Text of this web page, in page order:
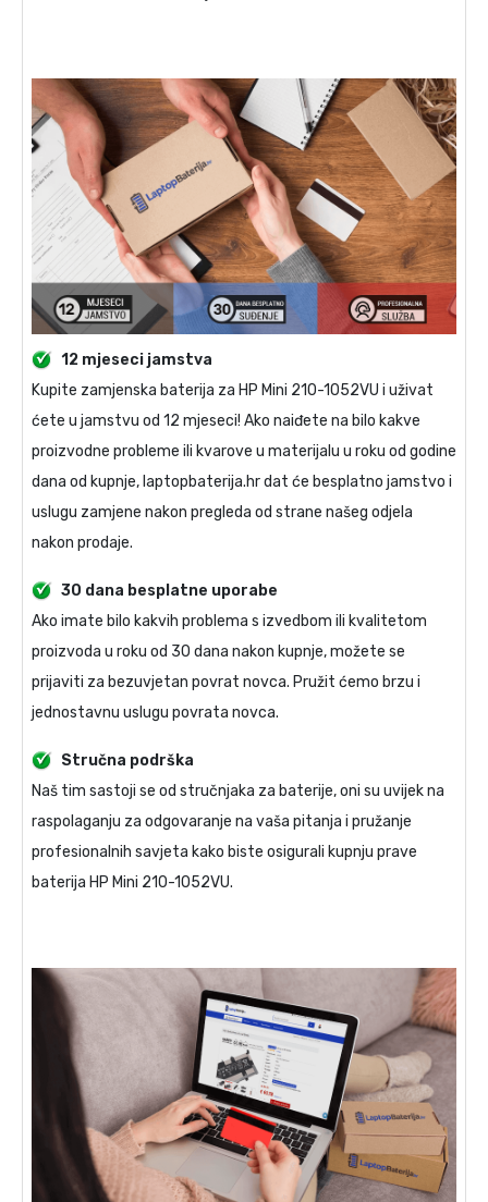
12 mjeseci jamstva
Kupite zamjenska baterija za HP Mini 210-1052VU i uživat
ćete u jamstvu od 12 mjeseci! Ako naiđete na bilo kakve
proizvodne probleme ili kvarove u materijalu u roku od godine
dana od kupnje, laptopbaterija.hr dat će besplatno jamstvo i
uslugu zamjene nakon pregleda od strane našeg odjela
nakon prodaje.
30 dana besplatne uporabe
Ako imate bilo kakvih problema s izvedbom ili kvalitetom
proizvoda u roku od 30 dana nakon kupnje, možete se
prijaviti za bezuvjetan povrat novca. Pružit ćemo brzu i
jednostavnu uslugu povrata novca.
Stručna podrška
Naš tim sastoji se od stručnjaka za baterije, oni su uvijek na
raspolaganju za odgovaranje na vaša pitanja i pružanje
profesionalnih savjeta kako biste osigurali kupnju prave
baterija HP Mini 210-1052VU.